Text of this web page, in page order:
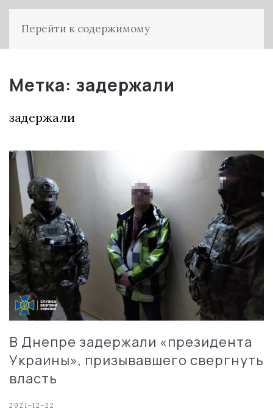
Перейти к содержимому
Метка: задержали
задержали
В Днепре задержали «президента
Украины», призывавшего свергнуть
власть
2021-12-22